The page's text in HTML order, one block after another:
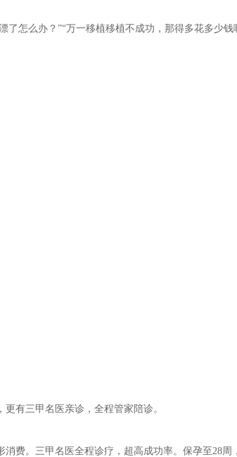
怎么办？”“万一移植移植不成功，那得多花多少钱
更有三甲名医亲诊，全程管家陪诊。
消费。三甲名医全程诊疗，超高成功率。保孕至28周